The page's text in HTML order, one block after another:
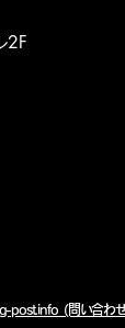
2F
post.info (問い合わ